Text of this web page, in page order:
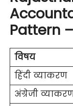
Pattern –
विषय
हिंदी व्याकरण
अंग्रेजी